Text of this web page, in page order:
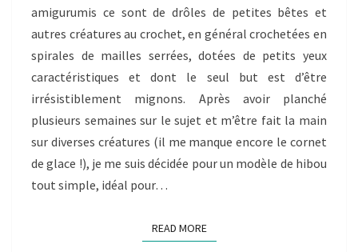
CROCHET
amigurumis ce sont de drôles de petites bêtes et
autres créatures au crochet, en général crochetées en
spirales de mailles serrées, dotées de petits yeux
caractéristiques et dont le seul but est d’être
irrésistiblement mignons. Après avoir planché
plusieurs semaines sur le sujet et m’être fait la main
sur diverses créatures (il me manque encore le cornet
de glace !), je me suis décidée pour un modèle de hibou
tout simple, idéal pour…
READ MOREREAD MORE